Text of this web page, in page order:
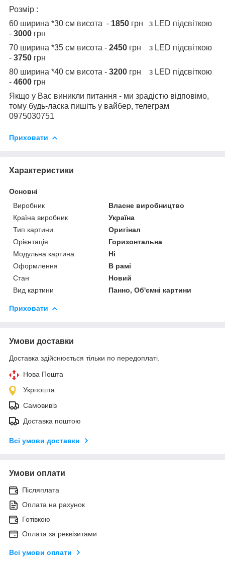
Розмір :
60 ширина *30 см висота - 1850 грн з LED підсвіткою
- 3000 грн
70 ширина *35 см висота - 2450 грн з LED підсвіткою
- 3750 грн
80 ширина *40 см висота - 3200 грн з LED підсвіткою
- 4600 грн
Якщо у Вас виникли питання - ми зрадістю відповімо,
тому будь-ласка пишіть у вайбер, телеграм
0975030751
Приховати
Характеристики
Основні
Виробник
Власне виробництво
Країна виробник
Україна
Тип картини
Оригінал
Орієнтація
Горизонтальна
Модульна картина
Ні
Оформлення
В рамі
Стан
Новий
Вид картини
Панно, Об'ємні картини
Приховати
Умови доставки
Доставка здійснюється тільки по передоплаті.
Нова Пошта
Укрпошта
Самовивіз
Доставка поштою
Всі умови доставки
Умови оплати
Післяплата
Оплата на рахунок
Готівкою
Оплата за реквізитами
Всі умови оплати